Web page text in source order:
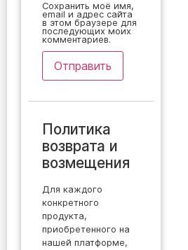
Сохранить моё имя,
email и адрес сайта
в этом браузере для
последующих моих
комментариев.
Политика
возврата и
возмещения
Для каждого
конкретного
продукта,
приобретенного на
нашей платформе,